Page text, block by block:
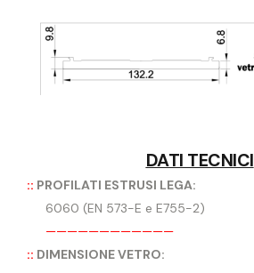
DATI TECNICI
:: PROFILATI ESTRUSI LEGA:
6060 (EN 573-E e E755-2)
————————————
:: DIMENSIONE VETRO: